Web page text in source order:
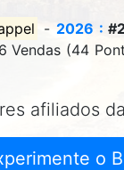
- 2026 :
Vendas (44
afiliados
o